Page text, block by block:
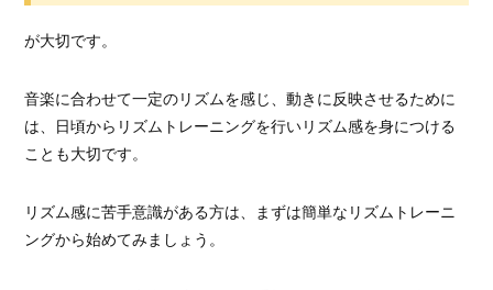
が大切です。
音楽に合わせて一定のリズムを感じ、動きに反映させるために
は、日頃からリズムトレーニングを行いリズム感を身につける
ことも大切です。
リズム感に苦手意識がある方は、まずは簡単なリズムトレーニ
ングから始めてみましょう。